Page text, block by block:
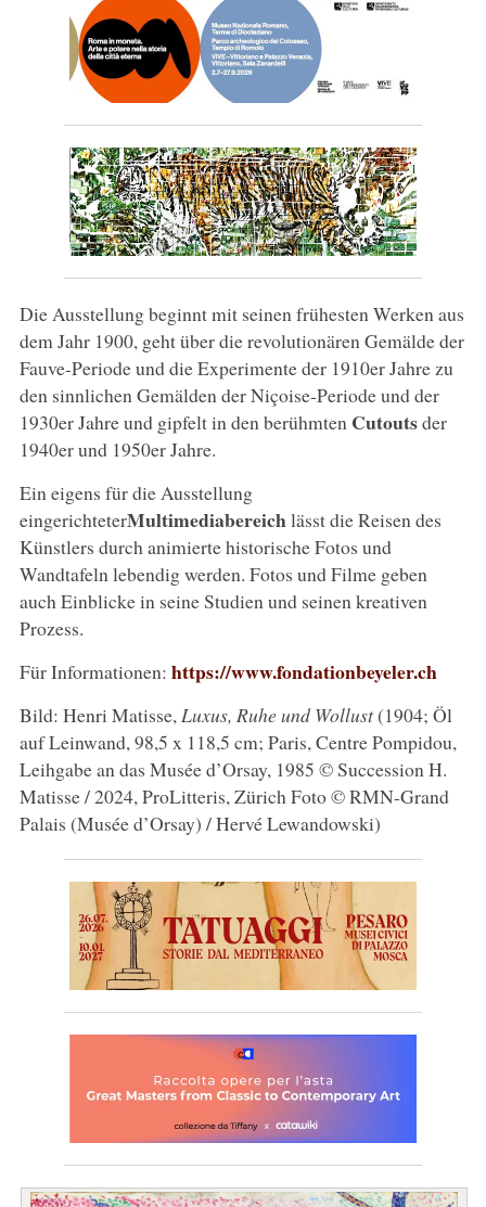
Die Ausstellung beginnt mit seinen frühesten Werken aus
dem Jahr 1900, geht über die revolutionären Gemälde der
Fauve-Periode und die Experimente der 1910er Jahre zu
den sinnlichen Gemälden der Niçoise-Periode und der
1930er Jahre und gipfelt in den berühmtenCutoutsder
1940er und 1950er Jahre.
Ein eigens für die Ausstellung
eingerichteterMultimediabereichlässt die Reisen des
Künstlers durch animierte historische Fotos und
Wandtafeln lebendig werden. Fotos und Filme geben
auch Einblicke in seine Studien und seinen kreativen
Prozess.
Für Informationen: https://www.fondationbeyeler.ch
Bild: Henri Matisse, Luxus, Ruhe und Wollust(1904; Öl
auf Leinwand, 98,5 x 118,5 cm; Paris, Centre Pompidou,
Leihgabe an das Musée d’Orsay, 1985 © Succession H.
Matisse / 2024, ProLitteris, Zürich Foto © RMN-Grand
Palais (Musée d’Orsay) / Hervé Lewandowski)